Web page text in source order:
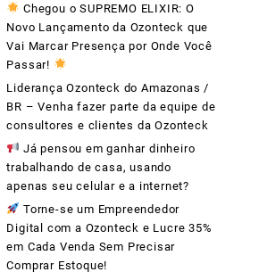
Chegou o SUPREMO ELIXIR: O
Novo Lançamento da Ozonteck que
Vai Marcar Presença por Onde Você
Passar!
Liderança Ozonteck do Amazonas /
BR – Venha fazer parte da equipe de
consultores e clientes da Ozonteck
Já pensou em ganhar dinheiro
trabalhando de casa, usando
apenas seu celular e a internet?
Torne-se um Empreendedor
Digital com a Ozonteck e Lucre 35%
em Cada Venda Sem Precisar
Comprar Estoque!